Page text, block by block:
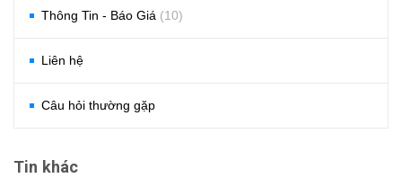
Thông Tin - Báo Giá (10)
Liên hệ
Câu hỏi thường gặp
Tin khác